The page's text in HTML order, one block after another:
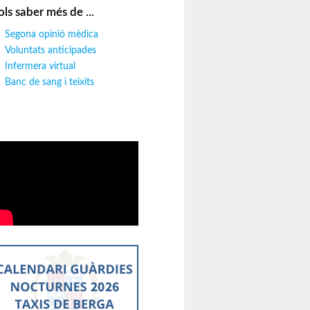
saber més de ...
Segona opinió mèdica
Voluntats anticipades
Infermera virtual
Banc de sang i teixits